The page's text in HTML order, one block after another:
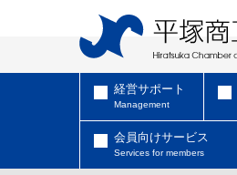
経営サポート
Management
会員向けサービス
Services for members